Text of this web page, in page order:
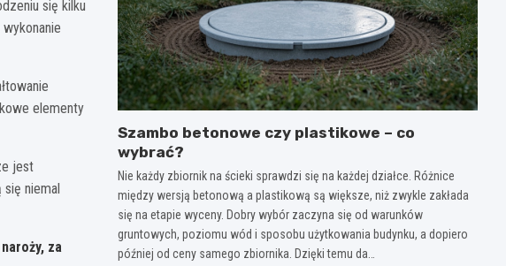
się kilku
elementy
jest
niemal
za
Szambo betonowe czy plastikowe – co
wybrać?
Nie każdy zbiornik na ścieki sprawdzi się na każdej działce. Różnice
między wersją betonową a plastikową są większe, niż zwykle zakłada
się na etapie wyceny. Dobry wybór zaczyna się od warunków
gruntowych, poziomu wód i sposobu użytkowania budynku, a dopiero
później od ceny samego zbiornika. Dzięki temu da…